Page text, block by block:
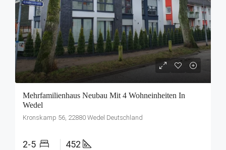
Mehrfamilienhaus Neubau Mit 4 Wohneinheiten In
Wedel
Kronskamp 56, 22880 Wedel Deutschland
2-5 452